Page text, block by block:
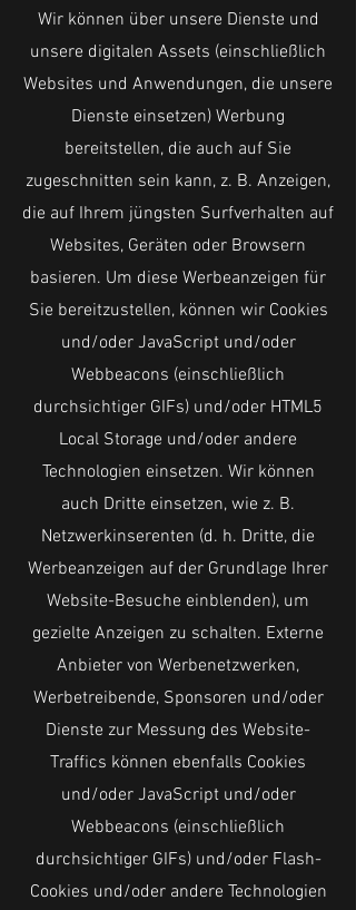
Wir können über unsere Dienste und
unsere digitalen Assets (einschließlich
Websites und Anwendungen, die unsere
Dienste einsetzen) Werbung
bereitstellen, die auch auf Sie
zugeschnitten sein kann, z. B. Anzeigen,
die auf Ihrem jüngsten Surfverhalten auf
Websites, Geräten oder Browsern
basieren. Um diese Werbeanzeigen für
Sie bereitzustellen, können wir Cookies
und/oder JavaScript und/oder
Webbeacons (einschließlich
durchsichtiger GIFs) und/oder HTML5
Local Storage und/oder andere
Technologien einsetzen. Wir können
auch Dritte einsetzen, wie z. B.
Netzwerkinserenten (d. h. Dritte, die
Werbeanzeigen auf der Grundlage Ihrer
Website-Besuche einblenden), um
gezielte Anzeigen zu schalten. Externe
Anbieter von Werbenetzwerken,
Werbetreibende, Sponsoren und/oder
Dienste zur Messung des Website-
Traffics können ebenfalls Cookies
und/oder JavaScript und/oder
Webbeacons (einschließlich
durchsichtiger GIFs) und/oder Flash-
Cookies und/oder andere Technologien